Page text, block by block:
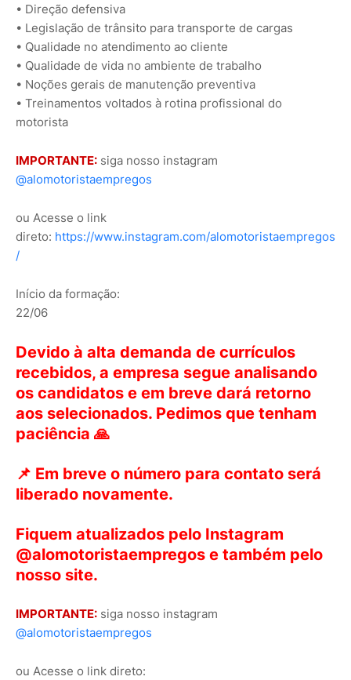
• Direção defensiva
• Legislação de trânsito para transporte de cargas
• Qualidade no atendimento ao cliente
• Qualidade de vida no ambiente de trabalho
• Noções gerais de manutenção preventiva
• Treinamentos voltados à rotina profissional do
motorista
IMPORTANTE: siga nosso instagram
@alomotoristaempregos
ou Acesse o link
direto: https://www.instagram.com/alomotoristaempregos
/
Início da formação:
22/06
Devido à alta demanda de currículos
recebidos, a empresa segue analisando
os candidatos e em breve dará retorno
aos selecionados. Pedimos que tenham
paciência 🙏
📌 Em breve o número para contato será
liberado novamente.
Fiquem atualizados pelo Instagram
@alomotoristaempregos e também pelo
nosso site.
IMPORTANTE: siga nosso instagram
@alomotoristaempregos
ou Acesse o link direto: